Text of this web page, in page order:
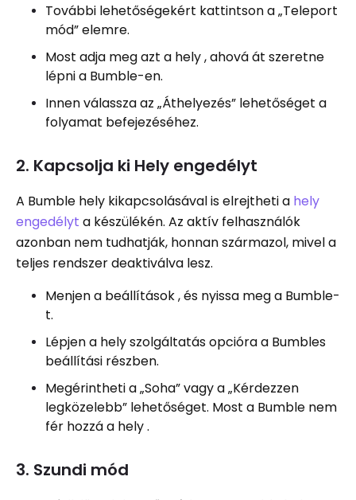
További lehetőségekért kattintson a „Teleport
mód” elemre.
Most adja meg azt a hely , ahová át szeretne
lépni a Bumble-en.
Innen válassza az „Áthelyezés” lehetőséget a
folyamat befejezéséhez.
2. Kapcsolja ki Hely engedélyt
A Bumble hely kikapcsolásával is elrejtheti a hely
engedélyt a készülékén. Az aktív felhasználók
azonban nem tudhatják, honnan származol, mivel a
teljes rendszer deaktiválva lesz.
Menjen a beállítások , és nyissa meg a Bumble-
t.
Lépjen a hely szolgáltatás opcióra a Bumbles
beállítási részben.
Megérintheti a „Soha” vagy a „Kérdezzen
legközelebb” lehetőséget. Most a Bumble nem
fér hozzá a hely .
3. Szundi mód